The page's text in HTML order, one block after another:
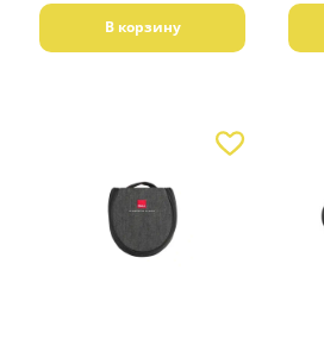
В корзину